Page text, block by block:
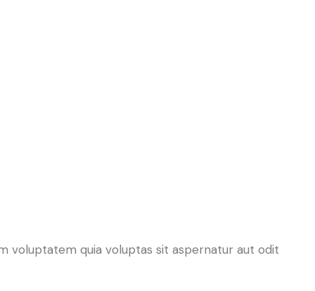
voluptatem quia voluptas sit aspernatur aut odit